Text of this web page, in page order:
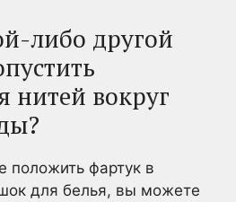
либо другой
нитей вокруг
положить фартук в
для белья, вы можете